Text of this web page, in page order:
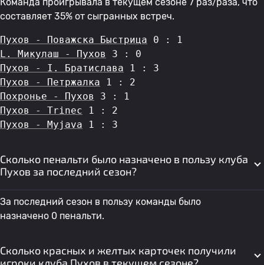
составляет 35% от сыгранных встреч.
Пухов - Поважска Быстрица 0 : 1
L. Микулаш - Пухов
3 : 0
Пухов - I. Братислава 1 : 3
Пухов - Петржалка 1 : 2
Похронье - Пухов
3 : 1
Пухов - Trinec 1 : 2
Пухов - Myjava 1 : 3
Сколько пенальти было назначено в пользу клуба
Пухов за последний сезон?
За последний сезон в пользу команды было
назначено 0 пенальти.
Сколько красных и желтых карточек получили